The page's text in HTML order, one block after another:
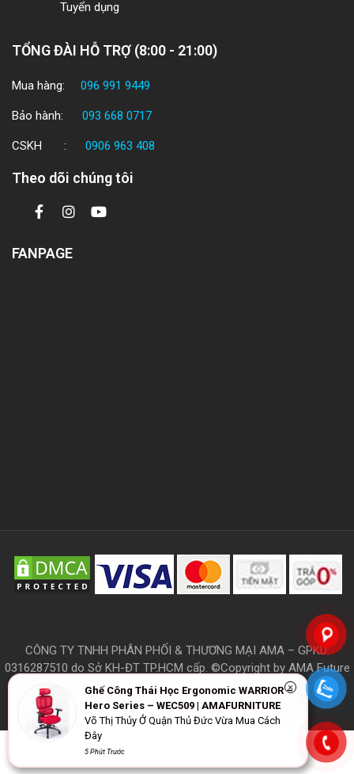
Tuyển dụng
TỔNG ĐÀI HỖ TRỢ (8:00 - 21:00)
Mua hàng: 096 991 9449
Bảo hành: 093 668 0717
CSKH : 0906 963 408
Theo dõi chúng tôi
FANPAGE
CÔNG TY TNHH PHÂN PHỐI & THƯƠNG MẠI AMA – GPKD:
0316287510 do Sở KH-ĐT TP.HCM cấp. ©Copyright by AMA Future
Furniture
Ghế Công Thái Học Ergonomic WARRIOR –
Hero Series – WEC509 | AMAFURNITURE
Võ Thị Thủy Ở Quận Thủ Đức Vừa Mua Cách
Đây
5 Phút Trước